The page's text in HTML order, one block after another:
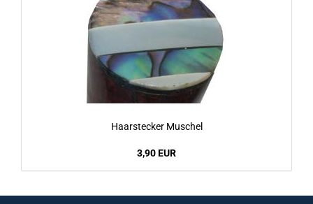
Haar­ste­cker Mu­schel
3,90 EUR